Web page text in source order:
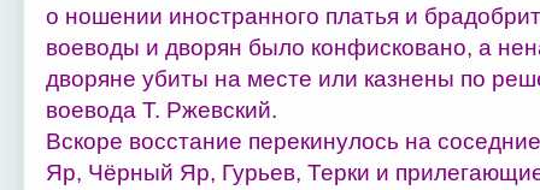
о ношении иностранного платья и
воеводы и дворян было конфисковано, а
дворяне убиты на месте или казнены по
воевода Т. Ржевский.
Вскоре восстание перекинулось на
Яр, Чёрный Яр, Гурьев, Терки и